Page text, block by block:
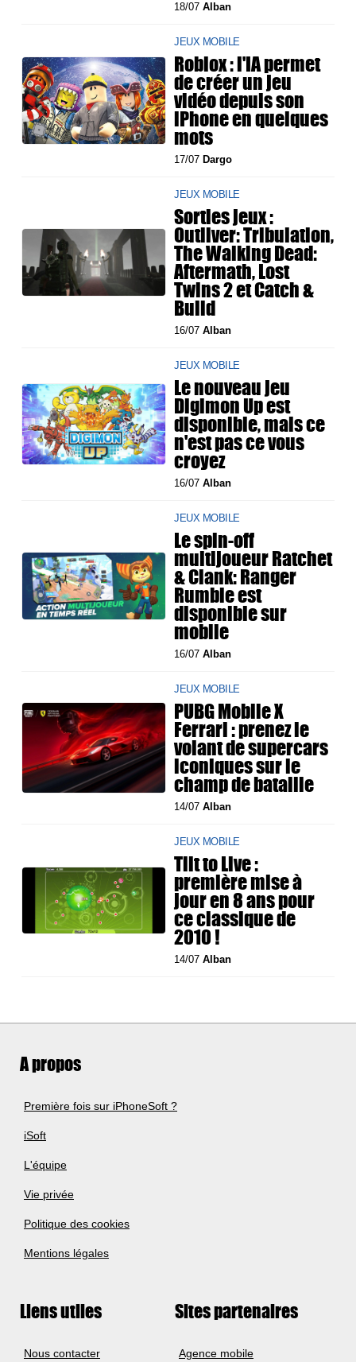
18/07Alban
JEUX MOBILE
Roblox : l'IA permet
de créer un jeu
vidéo depuis son
iPhone en quelques
mots
17/07 Dargo
JEUX MOBILE
Sorties jeux :
Outliver: Tribulation,
The Walking Dead:
Aftermath, Lost
Twins 2 et Catch &
Build
16/07Alban
JEUX MOBILE
Le nouveau jeu
Digimon Up est
disponible, mais ce
n'est pas ce vous
croyez
16/07Alban
JEUX MOBILE
Le spin-off
multijoueur Ratchet
& Clank: Ranger
Rumble est
disponible sur
mobile
16/07Alban
JEUX MOBILE
PUBG Mobile X
Ferrari : prenez le
volant de supercars
iconiques sur le
champ de bataille
14/07Alban
JEUX MOBILE
Tilt to Live :
première mise à
jour en 8 ans pour
ce classique de
2010 !
14/07Alban
A propos
Première fois sur iPhoneSoft ?
iSoft
L'équipe
Vie privée
Politique des cookies
Mentions légales
Liens utiles
Nous contacter
Sites partenaires
Agence mobile